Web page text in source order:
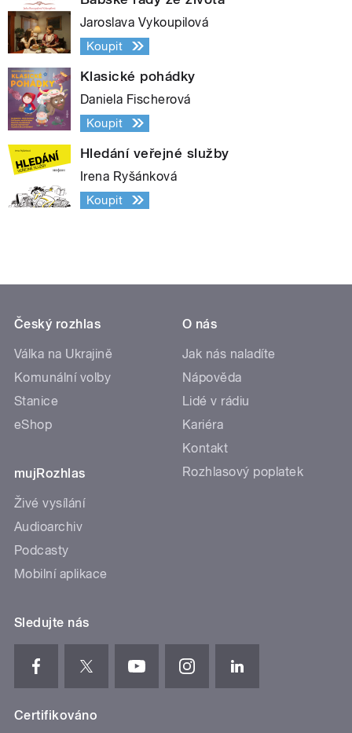
Jaroslava Vykoupilová
Koupit
Klasické pohádky
Daniela Fischerová
Koupit
Hledání veřejné služby
Irena Ryšánková
Koupit
Český rozhlas
Válka na Ukrajině
Komunální volby
Stanice
eShop
mujRozhlas
Živé vysílání
Audioarchiv
Podcasty
Mobilní aplikace
O nás
Jak nás naladíte
Nápověda
Lidé v rádiu
Kariéra
Kontakt
Rozhlasový poplatek
Sledujte nás
Certifikováno